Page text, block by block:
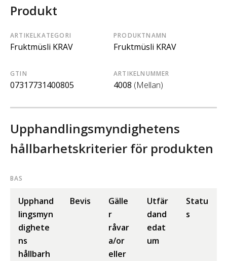
Produkt
ARTIKELKATEGORI
Fruktmüsli KRAV
PRODUKTNAMN
Fruktmüsli KRAV
GTIN
07317731400805
ARTIKELNUMMER
4008 (Mellan)
Upphandlingsmyndighetens
hållbarhetskriterier för produkten
BAS
Upphand
lingsmyn
dighete
ns
hållbarh
Bevis
Gälle
r
råvar
a/or
eller
Utfär
dand
edat
um
Statu
s